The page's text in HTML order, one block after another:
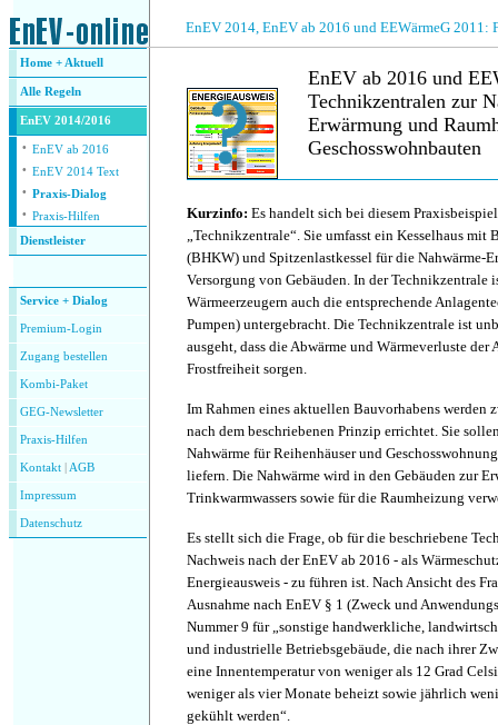
EnEV 2014, EnEV ab 2016 und EEWärmeG 2011:
Home + Aktuell
Alle Regeln
EnEV 2014/2016
· EnEV ab 2016
· EnEV 2014 Text
· Praxis-Dialog
· Praxis-Hilfen
Dienstleister
Service + Dialog
Premium-Login
Zugang bestellen
Kombi-Paket
GEG-Newsletter
Praxis-Hilfen
Kontakt AGB
Impressum
Datenschutz
EnEV ab 2016 und
Technikzentralen zur
Erwärmung und
Geschosswohnbauten
Kurzinfo: Es handelt sich bei diesem
„Technikzentrale“. Sie umfasst ein Kesselhaus
(BHKW) und Spitzenlastkessel für die Nahwärme-
Versorgung von Gebäuden. In der Technikzentrale
Wärmeerzeugern auch die entsprechende
Pumpen) untergebracht. Die Technikzentrale ist
ausgeht, dass die Abwärme und Wärmeverluste
Frostfreiheit sorgen.
Im Rahmen eines aktuellen Bauvorhabens werden
nach dem beschriebenen Prinzip errichtet. Sie
Nahwärme für Reihenhäuser und
liefern. Die Nahwärme wird in den Gebäuden zur
Trinkwarmwassers sowie für die Raumheizung
Es stellt sich die Frage, ob für die beschriebene
Nachweis nach der EnEV ab 2016 - als
Energieausweis - zu führen ist. Nach Ansicht des
Ausnahme nach EnEV § 1 (Zweck und
Nummer 9 für „sonstige handwerkliche,
und industrielle Betriebsgebäude, die nach ihrer
eine Innentemperatur von weniger als 12 Grad
weniger als vier Monate beheizt sowie jährlich
gekühlt werden“.